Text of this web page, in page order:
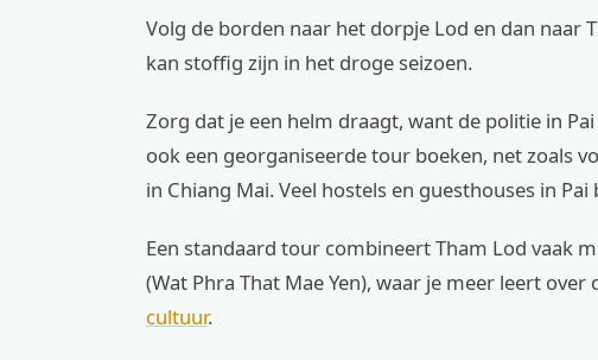
Volg de borden naar het dorpje Lod en dan naar
kan stoffig zijn in het droge seizoen.
Zorg dat je een helm draagt, want de politie in
ook een georganiseerde tour boeken, net zoals
in Chiang Mai. Veel hostels en guesthouses in
Een standaard tour combineert Tham Lod vaak
(Wat Phra That Mae Yen), waar je meer leert over
cultuur.